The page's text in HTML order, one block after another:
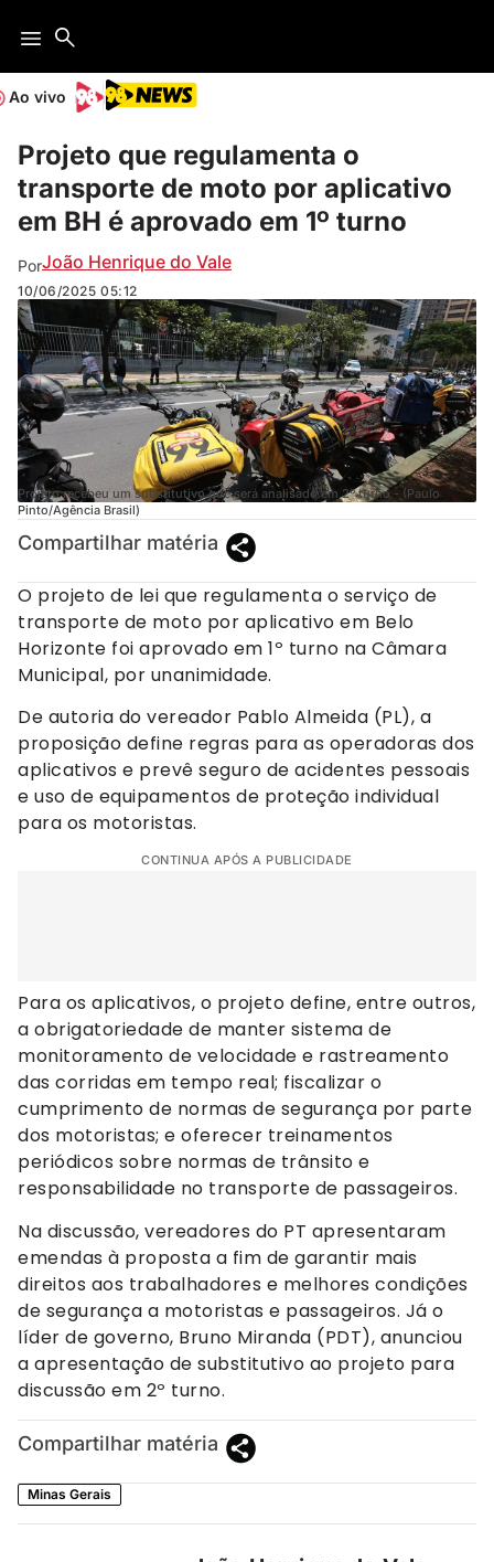
Ao vivo
Projeto que regulamenta o
transporte de moto por aplicativo
em BH é aprovado em 1º turno
PorJoão Henrique do Vale
10/06/2025 05:12
Projeto recebeu um substitutivo que será analisado em 2º turno - (Paulo
Pinto/Agência Brasil)
Compartilhar matéria
O projeto de lei que regulamenta o serviço de
transporte de moto por aplicativo em Belo
Horizonte foi aprovado em 1º turno na Câmara
Municipal, por unanimidade.
De autoria do vereador Pablo Almeida (PL), a
proposição define regras para as operadoras dos
aplicativos e prevê seguro de acidentes pessoais
e uso de equipamentos de proteção individual
para os motoristas.
CONTINUA APÓS A PUBLICIDADE
Para os aplicativos, o projeto define, entre outros,
a obrigatoriedade de manter sistema de
monitoramento de velocidade e rastreamento
das corridas em tempo real; fiscalizar o
cumprimento de normas de segurança por parte
dos motoristas; e oferecer treinamentos
periódicos sobre normas de trânsito e
responsabilidade no transporte de passageiros.
Na discussão, vereadores do PT apresentaram
emendas à proposta a fim de garantir mais
direitos aos trabalhadores e melhores condições
de segurança a motoristas e passageiros. Já o
líder de governo, Bruno Miranda (PDT), anunciou
a apresentação de substitutivo ao projeto para
discussão em 2º turno.
Compartilhar matéria
Minas Gerais